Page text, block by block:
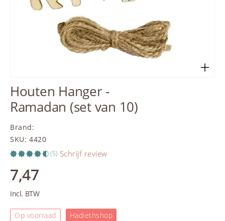
Houten Hanger -
Ramadan (set van 10)
Brand:
SKU: 4420
(5) Schrijf review
7,47
Incl. BTW
Op voorraad Hadiethshop